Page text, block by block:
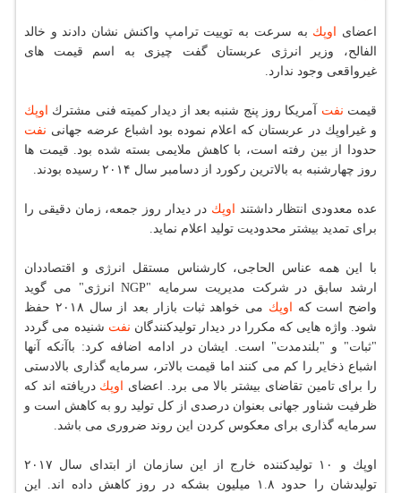
اعضای اوپك به سرعت به توییت ترامپ واكنش نشان دادند و خالد
الفالح، وزیر انرژی عربستان گفت چیزی به اسم قیمت های
غیرواقعی وجود ندارد.
قیمت نفت آمریكا روز پنج شنبه بعد از دیدار كمیته فنی مشترك اوپك
و غیراوپك در عربستان كه اعلام نموده بود اشباع عرضه جهانی نفت
حدودا از بین رفته است، با كاهش ملایمی بسته شده بود. قیمت ها
روز چهارشنبه به بالاترین ركورد از دسامبر سال ۲۰۱۴ رسیده بودند.
عده معدودی انتظار داشتند اوپك در دیدار روز جمعه، زمان دقیقی را
برای تمدید بیشتر محدودیت تولید اعلام نماید.
با این همه عناس الحاجی، كارشناس مستقل انرژی و اقتصاددان
ارشد سابق در شركت مدیریت سرمایه "NGP انرژی" می گوید
واضح است كه اوپك
می خواهد ثبات بازار بعد از سال ۲۰۱۸ حفظ
شود. واژه هایی كه مكررا در دیدار تولیدكنندگان نفت شنیده می گردد
"ثبات" و "بلندمدت" است. ایشان در ادامه اضافه كرد: باآنكه آنها
اشباع ذخایر را كم می كنند اما قیمت بالاتر، سرمایه گذاری بالادستی
را برای تامین تقاضای بیشتر بالا می برد. اعضای اوپك دریافته اند كه
ظرفیت شناور جهانی بعنوان درصدی از كل تولید رو به كاهش است و
سرمایه گذاری برای معكوس كردن این روند ضروری می باشد.
اوپك و ۱۰ تولیدكننده خارج از این سازمان از ابتدای سال ۲۰۱۷
تولیدشان را حدود ۱.۸ میلیون بشكه در روز كاهش داده اند. این